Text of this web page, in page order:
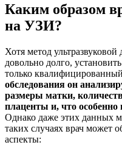
Каким образом
на УЗИ?
Хотя метод
довольно долго,
только
обследования он
размеры матки,
плаценты и, что
Однако даже этих данных
таких случаях врач может
аспекты: